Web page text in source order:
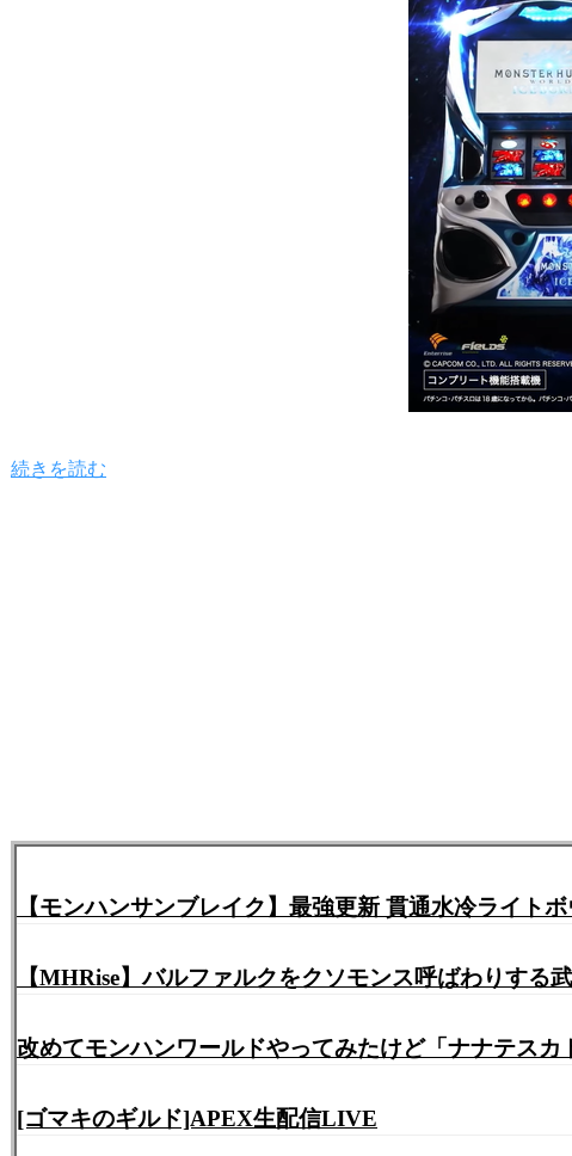
続きを読む
【モンハンサンブレイク】最強更新 貫通水冷ライト
【MHRise】バルファルクをクソモンス呼ばわりする
改めてモンハンワールドやってみたけど「ナナテスカ
[ゴマキのギルド]APEX生配信LIVE